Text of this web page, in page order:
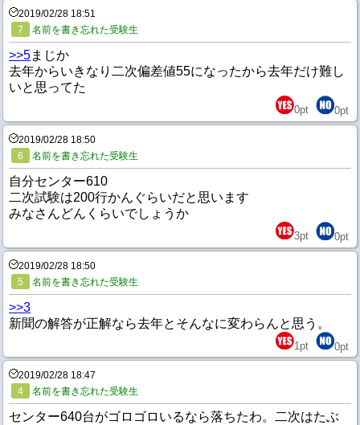
2019/02/28 18:51
7
名前を書き忘れた受験生
>>5まじか
去年からいきなり二次偏差値55になったから去年だけ難し
いと思ってた
0pt 0pt
2019/02/28 18:50
6
名前を書き忘れた受験生
自分センター610
二次試験は200行かんぐらいだと思います
みなさんどんくらいでしょうか
3pt 0pt
2019/02/28 18:50
5
名前を書き忘れた受験生
>>3
新聞の解答が正解なら去年とそんなに変わらんと思う。
1 pt 0pt
2019/02/28 18:47
4
名前を書き忘れた受験生
センター640台がゴロゴロいるなら落ちたわ。二次はたぶ